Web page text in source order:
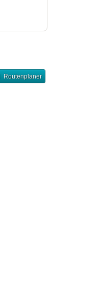
Routenplaner